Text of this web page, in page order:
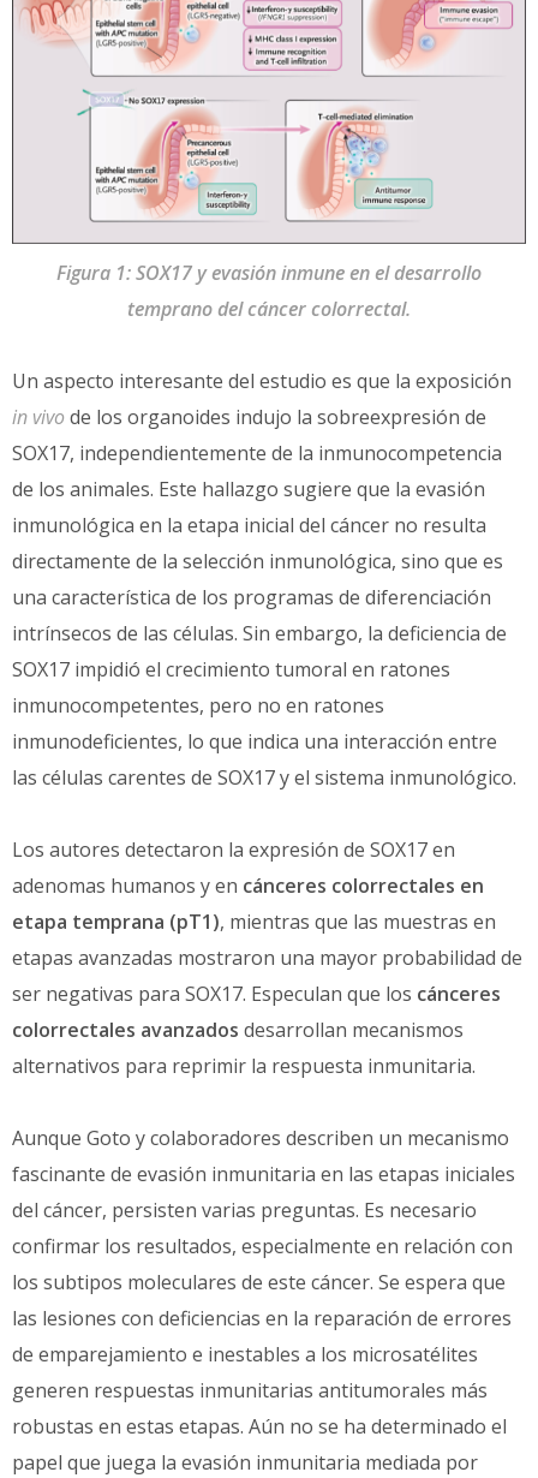
Figura 1: SOX17 y evasión inmune en el desarrollo
temprano del cáncer colorrectal.
Un aspecto interesante del estudio es que la exposición
in vivo de los organoides indujo la sobreexpresión de
SOX17, independientemente de la inmunocompetencia
de los animales. Este hallazgo sugiere que la evasión
inmunológica en la etapa inicial del cáncer no resulta
directamente de la selección inmunológica, sino que es
una característica de los programas de diferenciación
intrínsecos de las células. Sin embargo, la deficiencia de
SOX17 impidió el crecimiento tumoral en ratones
inmunocompetentes, pero no en ratones
inmunodeficientes, lo que indica una interacción entre
las células carentes de SOX17 y el sistema inmunológico.
Los autores detectaron la expresión de SOX17 en
adenomas humanos y en cánceres colorrectales en
etapa temprana (pT1), mientras que las muestras en
etapas avanzadas mostraron una mayor probabilidad de
ser negativas para SOX17. Especulan que los cánceres
colorrectales avanzados desarrollan mecanismos
alternativos para reprimir la respuesta inmunitaria.
Aunque Goto y colaboradores describen un mecanismo
fascinante de evasión inmunitaria en las etapas iniciales
del cáncer, persisten varias preguntas. Es necesario
confirmar los resultados, especialmente en relación con
los subtipos moleculares de este cáncer. Se espera que
las lesiones con deficiencias en la reparación de errores
de emparejamiento e inestables a los microsatélites
generen respuestas inmunitarias antitumorales más
robustas en estas etapas. Aún no se ha determinado el
papel que juega la evasión inmunitaria mediada por